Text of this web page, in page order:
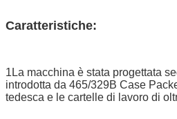
Caratteristiche:
1La macchina è stata progettata
introdotta da 465/329B Case
tedesca e le cartelle di lavoro di